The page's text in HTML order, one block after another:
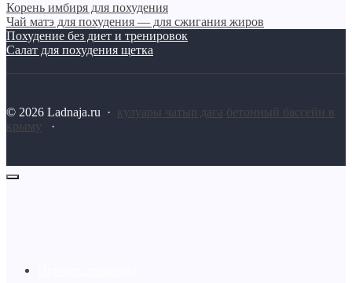
Корень имбиря для похудения
Чай матэ для похудения — для сжигания жиров
Похудение без диет и тренировок
Салат для похудения щетка
© 2026 Ladnaja.ru · кулуары чатыр дага бетонный бассейн в
крыму
·